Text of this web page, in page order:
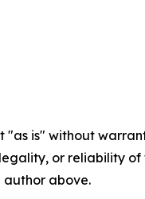
"as is" without
or reliability
above.